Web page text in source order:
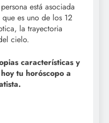
está asociada
es uno de los 12
la trayectoria
cielo.
características y
tu horóscopo a